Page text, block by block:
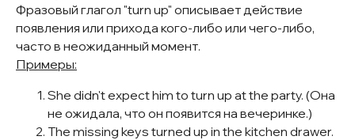
Фразовый глагол "turn up" описывает действие
появления или прихода кого-либо или чего-либо,
часто в неожиданный момент.
Примеры:
She didn't expect him to turn up at the party. (Она
не ожидала, что он появится на вечеринке.)
The missing keys turned up in the kitchen drawer.